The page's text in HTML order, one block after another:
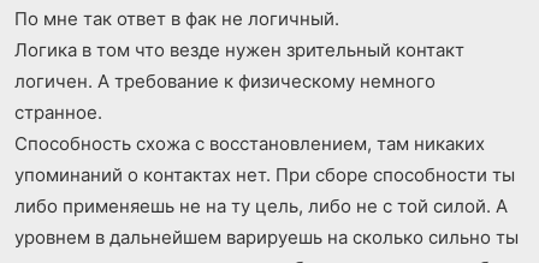
По мне так ответ в фак не логичный.
Логика в том что везде нужен зрительный контакт
логичен. А требование к физическому немного
странное.
Способность схожа с восстановлением, там никаких
упоминаний о контактах нет. При сборе способности ты
либо применяешь не на ту цель, либо не с той силой. А
уровнем в дальнейшем варируешь на сколько сильно ты